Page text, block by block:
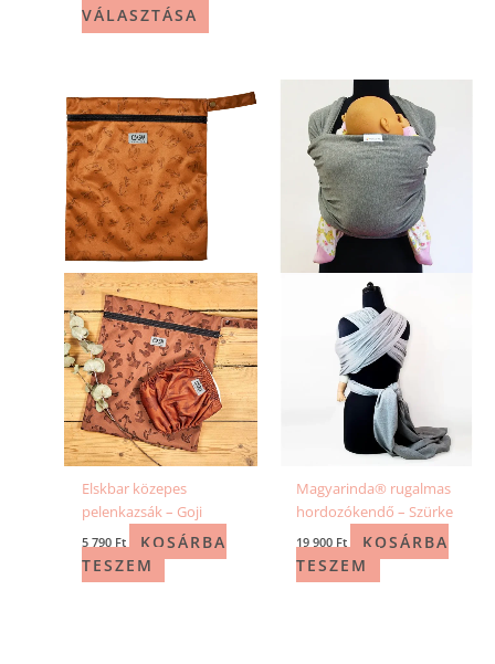
VÁLASZTÁSA
Elskbar közepes
pelenkazsák – Goji
5 790 Ft
KOSÁRBA
TESZEM
Magyarinda® rugalmas
hordozókendő – Szürke
19 900 Ft
KOSÁRBA
TESZEM